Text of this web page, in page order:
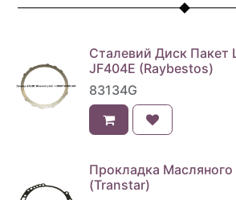
Сталевий Диск Пакет
JF404E (Raybestos)
83134G
Прокладка Масляного
(Transtar)